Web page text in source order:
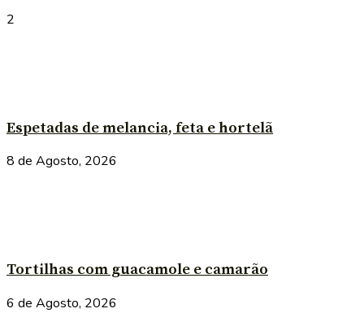
2
Espetadas de melancia, feta e hortelã
8 de Agosto, 2026
Tortilhas com guacamole e camarão
6 de Agosto, 2026